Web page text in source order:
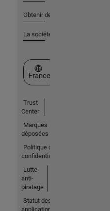
Obtenir de l'aide
La société
Sélectionner un site web
France
Trust
Center
Marques
déposées
Politique de
confidentialité
Lutte
anti-
piratage
Statut des
applications